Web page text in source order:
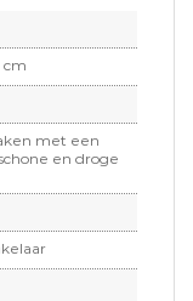
cm
met een
en droge